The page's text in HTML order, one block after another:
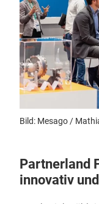
Bild: Mesago /
Partnerland
innovativ